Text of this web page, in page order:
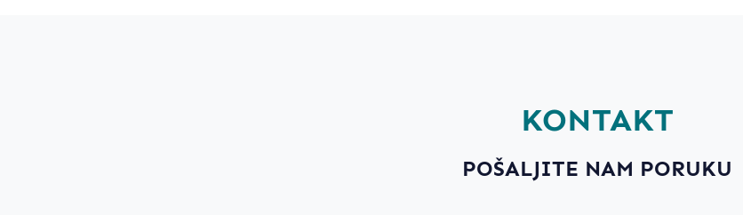
KONTAKT
POŠALJITE NAM PORUKU